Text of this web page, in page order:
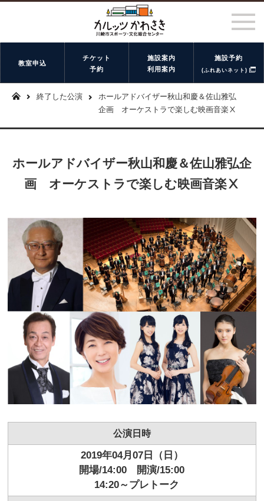
教室申込
チケット
予約
施設案内
利用案内
施設予約
(ふれあいネット)
終了した公演
ホールアドバイザー秋山和慶＆佐山雅弘
企画 オーケストラで楽しむ映画音楽Ⅹ
ホールアドバイザー秋山和慶＆佐山雅弘企
画 オーケストラで楽しむ映画音楽Ⅹ
公演日時
2019年04月07日（日）
開場/14:00 開演/15:00
14:20～プレトーク